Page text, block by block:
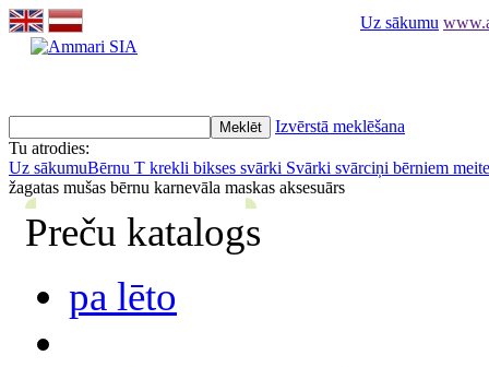
Uz sākumu
Izvērstā meklēšana
Tu atrodies:
Uz sākumuBērnu T krekli bikses svārki Svārki svārciņi bērniem
žagatas mušas bērnu karnevāla maskas aksesuārs
Preču katalogs
pa lēto